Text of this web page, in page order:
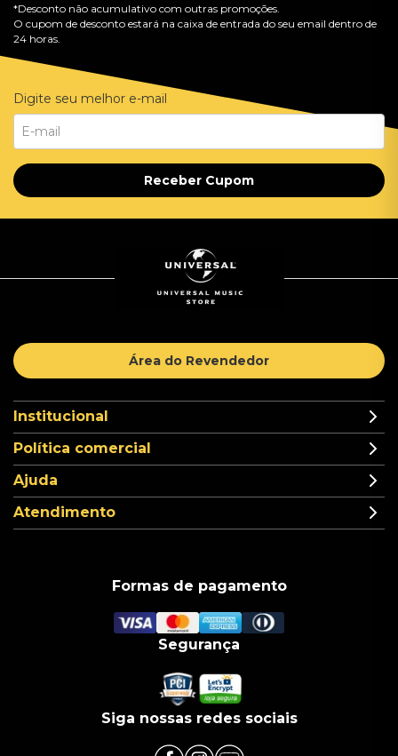
*Desconto não acumulativo com outras promoções.
O cupom de desconto estará na caixa de entrada do seu email dentro de
24 horas.
Digite seu melhor e-mail
Receber Cupom
Área do Revendedor
Institucional
Política comercial
Ajuda
Atendimento
Formas de pagamento
Segurança
Siga nossas redes sociais